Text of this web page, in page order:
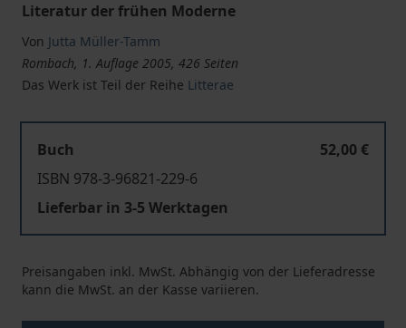
Literatur der frühen Moderne
Von Jutta Müller-Tamm
Rombach, 1. Auflage 2005, 426 Seiten
Das Werk ist Teil der Reihe Litterae
Buch
52,00 €
ISBN 978-3-96821-229-6
Lieferbar in 3-5 Werktagen
Preisangaben inkl. MwSt. Abhängig von der Lieferadresse
kann die MwSt. an der Kasse variieren.